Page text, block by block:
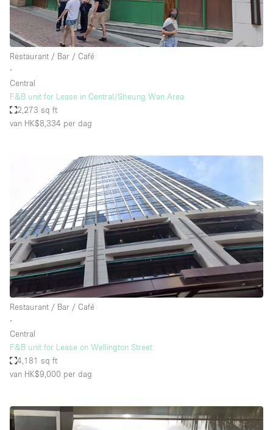
Restaurant / Bar / Café
∙
Central
F&B unit for Lease in Central/Sheung Wan Area
2,273 sq ft
van HK$8,334 per dag
Restaurant / Bar / Café
∙
Central
F&B unit for Lease on Wellington Street
4,181 sq ft
van HK$9,000 per dag